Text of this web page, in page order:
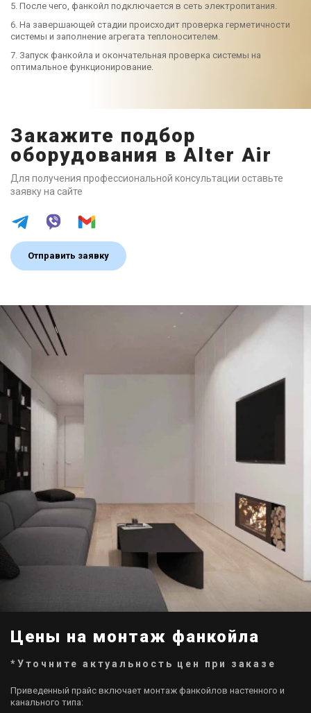
5. После чего, фанкойл подключается в сеть электропитания.
6. На завершающей стадии происходит проверка герметичности
системы и заполнение агрегата теплоносителем.
7. Запуск фанкойла и окончательная проверка системы на
оптимальное функционирование.
Закажите подбор
оборудования в Alter Air
Для получения профессиональной консультации оставьте
заявку на сайте
Отправить заявку
Цены на монтаж фанкойла
*Уточните актуальность цен при заказе
Приведенный прайс включает монтаж фанкойлов настенного и
канального типа: